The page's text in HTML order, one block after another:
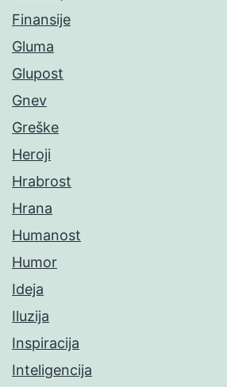
Finansije
Gluma
Glupost
Gnev
Greške
Heroji
Hrabrost
Hrana
Humanost
Humor
Ideja
Iluzija
Inspiracija
Inteligencija